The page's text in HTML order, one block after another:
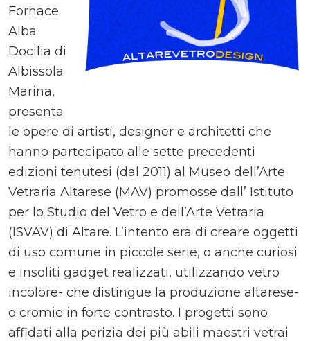
Fornace
Alba
Docilia di
Albissola
Marina,
presenta
le opere di artisti, designer e architetti che
hanno partecipato alle sette precedenti
edizioni tenutesi (dal 2011) al Museo dell’Arte
Vetraria Altarese (MAV) promosse dall’ Istituto
per lo Studio del Vetro e dell’Arte Vetraria
(ISVAV) di Altare. L’intento era di creare oggetti
di uso comune in piccole serie, o anche curiosi
e insoliti gadget realizzati, utilizzando vetro
incolore- che distingue la produzione altarese-
o cromie in forte contrasto. I progetti sono
affidati alla perizia dei più abili maestri vetrai